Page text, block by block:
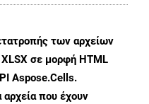
των αρχείων
σε μορφή HTML
Aspose.Cells.
που έχουν